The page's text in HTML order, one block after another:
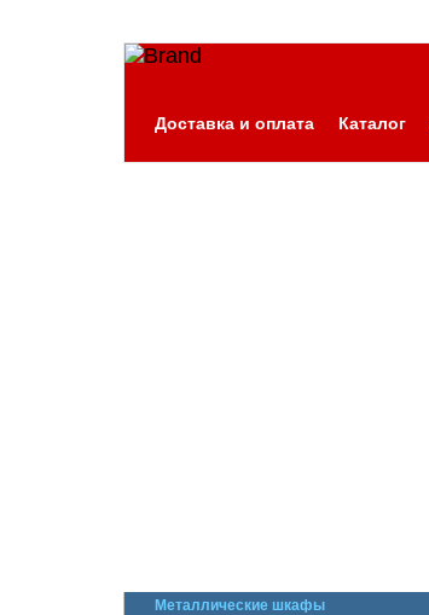
Доставка и оплата Каталог
Металлические шкафы